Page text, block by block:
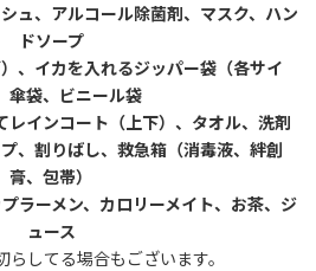
ュ、アルコール除菌剤、マスク、ハン
ドソープ
、イカを入れるジッパー袋（各サイ
傘袋、ビニール袋
レインコート（上下）、タオル、洗剤
、割りばし、救急箱（消毒液、絆創
膏、包帯）
ラーメン、カロリーメイト、お茶、ジ
ュース
してる場合もございます。